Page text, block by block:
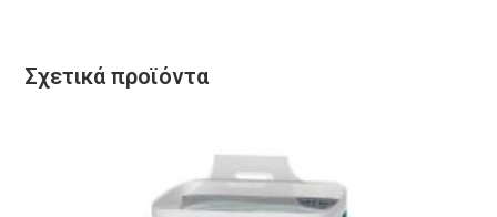
Σχετικά προϊόντα